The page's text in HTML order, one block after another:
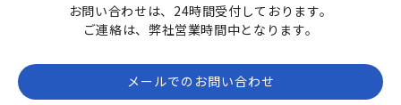
お問い合わせは、24時間受付しております。
ご連絡は、弊社営業時間中となります。
メールでのお問い合わせ